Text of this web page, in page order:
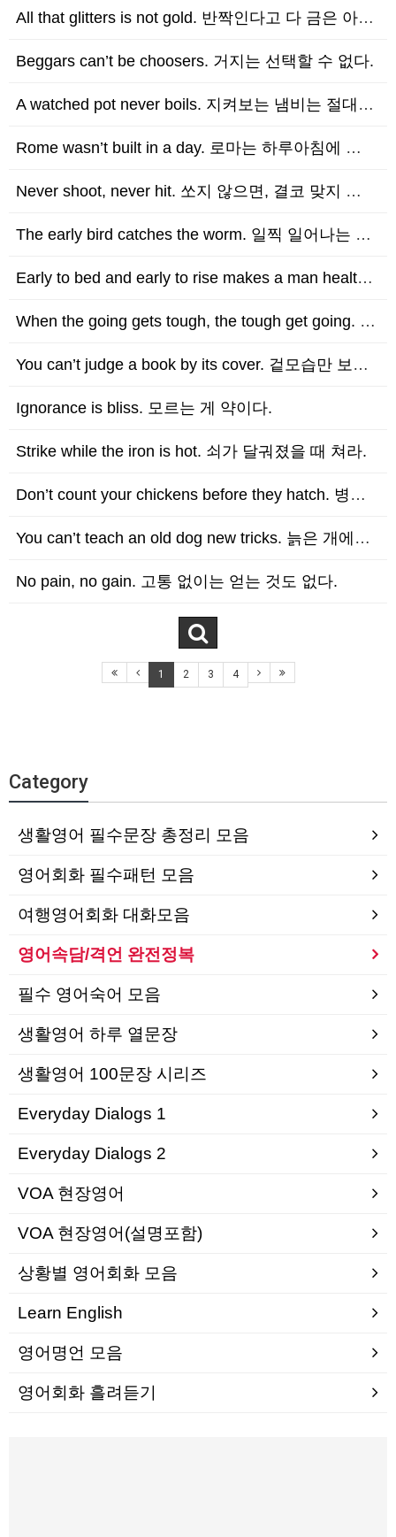
All that glitters is not gold. 반짝인다고 다 금은 아니다.
Beggars can’t be choosers. 거지는 선택할 수 없다.
A watched pot never boils. 지켜보는 냄비는 절대 끓지 않는다.
Rome wasn’t built in a day. 로마는 하루아침에 이루어진 것이 아니다.
Never shoot, never hit. 쏘지 않으면, 결코 맞지 않는다.
The early bird catches the worm. 일찍 일어나는 새가 벌레를 잡는…
Early to bed and early to rise makes a man healthy…
When the going gets tough, the tough get going. 상황…
You can’t judge a book by its cover. 겉모습만 보고 책을 판단…
Ignorance is bliss. 모르는 게 약이다.
Strike while the iron is hot. 쇠가 달궈졌을 때 쳐라.
Don’t count your chickens before they hatch. 병아리가 …
You can’t teach an old dog new tricks. 늙은 개에게 새로운 …
No pain, no gain. 고통 없이는 얻는 것도 없다.
1 2 3 4
Category
생활영어 필수문장 총정리 모음
영어회화 필수패턴 모음
여행영어회화 대화모음
영어속담/격언 완전정복
필수 영어숙어 모음
생활영어 하루 열문장
생활영어 100문장 시리즈
Everyday Dialogs 1
Everyday Dialogs 2
VOA 현장영어
VOA 현장영어(설명포함)
상황별 영어회화 모음
Learn English
영어명언 모음
영어회화 흘려듣기